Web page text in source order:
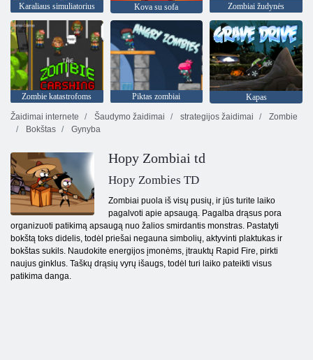
Karaliaus simuliatorius Kova su sofa Zombiai žudynės
Zombie katastrofoms Piktas zombiai
Kapas
Žaidimai internete
Šaudymo žaidimai strategijos žaidimai
Zombie
Bokštas
Gynyba
Hopy Zombiai td
Hopy Zombies TD
Zombiai puola iš visų pusių, ir jūs turite laiko
pagalvoti apie apsaugą. Pagalba drąsus pora
organizuoti patikimą apsaugą nuo žalios smirdantis monstras. Pastatyti
bokštą toks didelis, todėl priešai negauna simbolių, aktyvinti plaktukas ir
bokštas sukils. Naudokite energijos įmonėms, įtrauktų Rapid Fire, pirkti
naujus ginklus. Taškų drąsių vyrų išaugs, todėl turi laiko pateikti visus
patikima danga.